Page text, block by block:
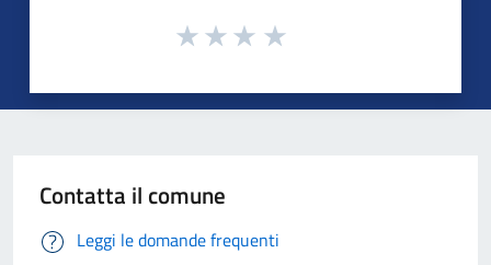
Contatta il comune
Leggi le domande frequenti